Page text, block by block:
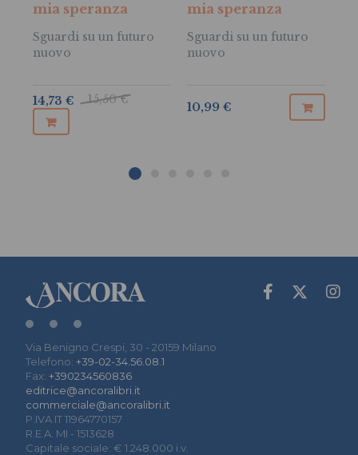
mia speranza
Sguardi su un futuro
nuovo
15,50 €
14,73 €
mia speranza
Sguardi su un futuro
nuovo
10,99 €
Via Benigno Crespi, 30 - 20159 Milano
Telefono: +39-02-34.56.08.1
Fax: +390234560836
editrice@ancoralibri.it
commerciale@ancoralibri.it
P.IVA IT 11964770157
R.E.A. MI - 1513628
Capitale sociale: € 1.248.000 i.v.